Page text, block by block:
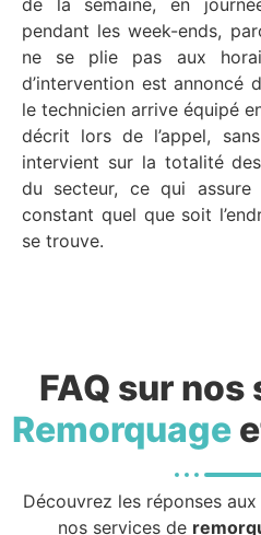
de la semaine, en
pendant les week-ends,
ne se plie pas aux
d’intervention est annoncé
le technicien arrive équipé
décrit lors de l’appel,
intervient sur la totalité
du secteur, ce qui
constant quel que soit
se trouve.
FAQ sur
Remorquage
Découvrez les réponses
nos services de